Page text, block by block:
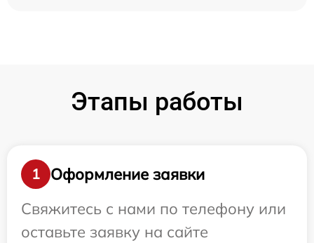
Этапы работы
1
Оформление заявки
Свяжитесь с нами по телефону или
оставьте заявку на сайте